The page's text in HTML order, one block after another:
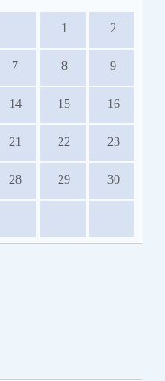
1 2
7 8 9
14 15 16
21 22 23
28 29 30